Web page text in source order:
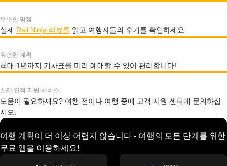
우수한 평점
실제 Rail Ninja 리뷰를 읽고 여행자들의 후기를 확인하세요.
유연한 계획
최대 1년까지 기차표를 미리 예매할 수 있어 편리합니다!
실제 인적 지원 서비스
도움이 필요하세요? 여행 전이나 여행 중에 고객 지원 센터에 문의하십
시오.
여행 계획이 더 이상 어렵지 않습니다 - 여행의 모든 단계를 위한
무료 앱을 이용하세요!